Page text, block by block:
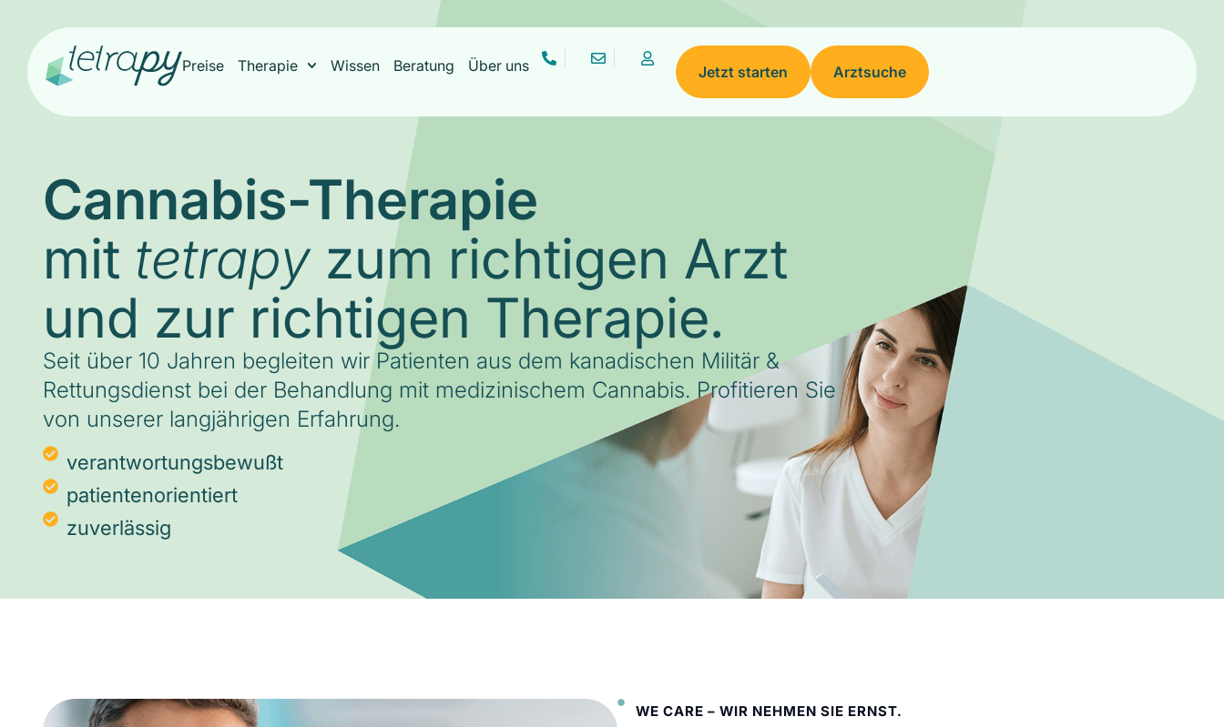
Preise Therapie Wissen Beratung Über uns Jetzt starten Arztsuche
Cannabis-Therapie
mit tetrapyzum richtigen Arzt
und zur richtigen Therapie.
Seit über 10 Jahren begleiten wir Patienten aus dem kanadischen Militär &
Rettungsdienst bei der Behandlung mit medizinischem Cannabis. Profitieren Sie
von unserer langjährigen Erfahrung.
verantwortungsbewußt
patientenorientiert
zuverlässig
WE CARE – WIR NEHMEN SIE ERNST.